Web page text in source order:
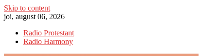
Skip to content
joi, august 06, 2026
Radio Protestant
Radio Harmony